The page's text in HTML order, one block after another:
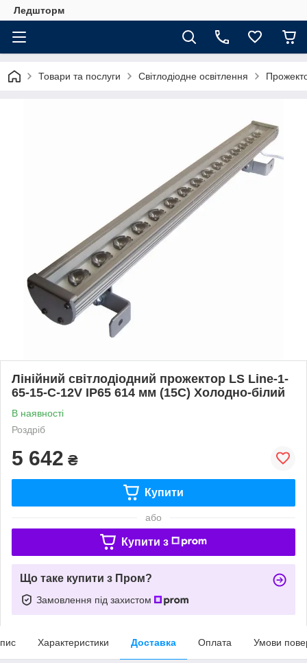
Ледшторм
Товари та послуги Світлодіодне освітлення
Лінійний світлодіодний прожектор LS Line-1-
65-15-C-12V IP65 614 мм (15С) Холодно-білий
В наявності
Роздріб
5 642 ₴
Купити
або
Купити з
Що таке купити з Пром?
Замовлення під захистом
Характеристики Доставка Оплата Умови